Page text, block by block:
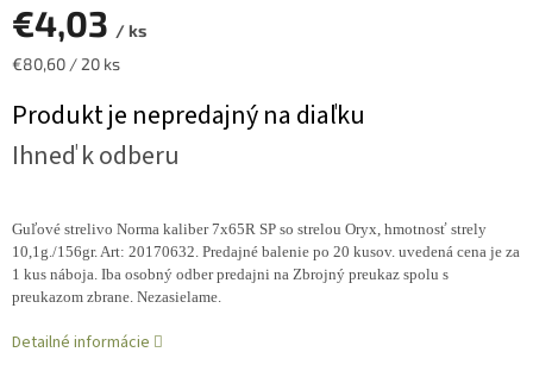
€4,03 / ks
Jednotková
€80,60 / 20 ks
Produkt je nepredajný na diaľku
Ihneď k odberu
Guľové strelivo Norma kaliber 7x65R SP so strelou Oryx, hmotnosť strely
10,1g./156gr. Art: 20170632. Predajné balenie po 20 kusov. uvedená cena je za
1 kus náboja. Iba osobný odber predajni na Zbrojný preukaz spolu s
preukazom zbrane. Nezasielame.
Detailné informácie